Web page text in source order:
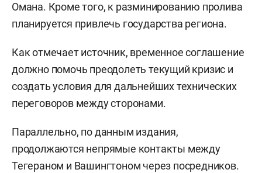
Омана. Кроме того, к разминированию пролива
планируется привлечь государства региона.
Как отмечает источник, временное соглашение
должно помочь преодолеть текущий кризис и
создать условия для дальнейших технических
переговоров между сторонами.
Параллельно, по данным издания,
продолжаются непрямые контакты между
Тегераном и Вашингтоном через посредников.